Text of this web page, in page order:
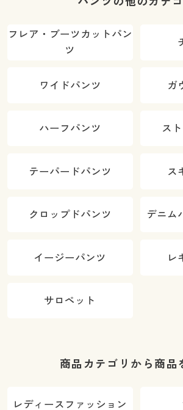
フレア・ブーツカットパン
ツ
ワイドパンツ ガ
ハーフパンツ ス
テーパードパンツ ス
クロップドパンツ デニム
イージーパンツ レ
サロペット
商品カテゴリから商品
レディースファッション